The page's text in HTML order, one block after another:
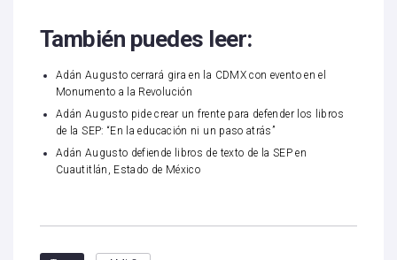
También puedes leer:
Adán Augusto cerrará gira en la CDMX con evento en el
Monumento a la Revolución
Adán Augusto pide crear un frente para defender los libros
de la SEP: “En la educación ni un paso atrás”
Adán Augusto defiende libros de texto de la SEP en
Cuautitlán, Estado de México